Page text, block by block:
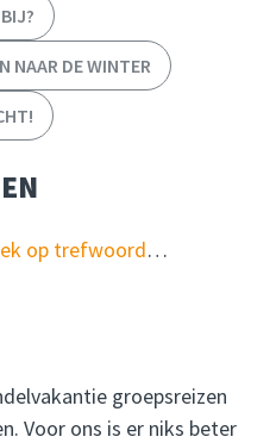
NAAR DE WINTER
op trefwoord…
groepsreizen
Voor ons is er niks beter